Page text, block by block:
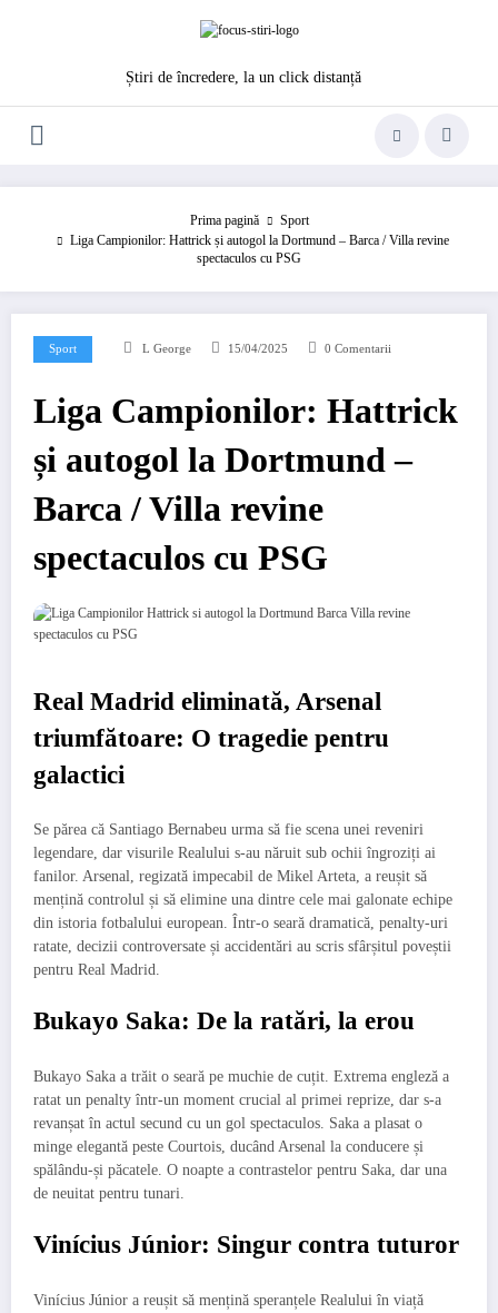
Știri de încredere, la un click distanță
Prima pagină
Sport
Liga Campionilor: Hattrick și autogol la Dortmund – Barca / Villa revine
spectaculos cu PSG
Sport L George 15/04/2025 0 Comentarii
Liga Campionilor: Hattrick
și autogol la Dortmund –
Barca / Villa revine
spectaculos cu PSG
Real Madrid eliminată, Arsenal
triumfătoare: O tragedie pentru
galactici
Se părea că Santiago Bernabeu urma să fie scena unei reveniri
legendare, dar visurile Realului s-au năruit sub ochii îngroziți ai
fanilor. Arsenal, regizată impecabil de Mikel Arteta, a reușit să
mențină controlul și să elimine una dintre cele mai galonate echipe
din istoria fotbalului european. Într-o seară dramatică, penalty-uri
ratate, decizii controversate și accidentări au scris sfârșitul poveștii
pentru Real Madrid.
Bukayo Saka: De la ratări, la erou
Bukayo Saka a trăit o seară pe muchie de cuțit. Extrema engleză a
ratat un penalty într-un moment crucial al primei reprize, dar s-a
revanșat în actul secund cu un gol spectaculos. Saka a plasat o
minge elegantă peste Courtois, ducând Arsenal la conducere și
spălându-și păcatele. O noapte a contrastelor pentru Saka, dar una
de neuitat pentru tunari.
Vinícius Júnior: Singur contra tuturor
Vinícius Júnior a reușit să mențină speranțele Realului în viață